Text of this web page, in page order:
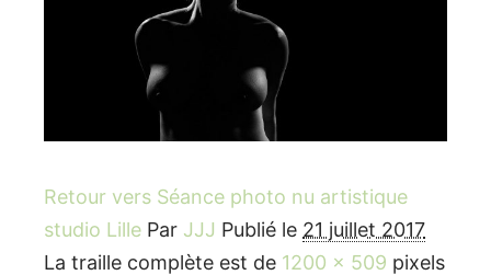
Retour vers Séance photo nu artistique
studio Lille Par JJJ Publié le 21 juillet 2017
La traille complète est de 1200 × 509 pixels